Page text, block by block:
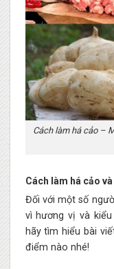
Cách làm há cảo –
Cách làm há cảo
Đối với một số
vì hương vị và
hãy tìm hiểu bài
điểm nào nhé!